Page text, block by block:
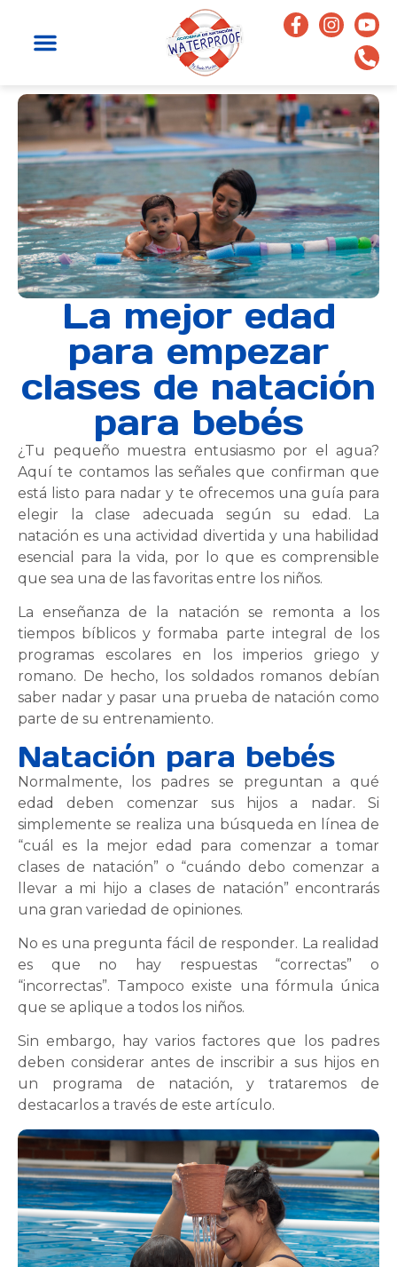
La mejor edad
para empezar
clases de natación
para bebés
¿Tu pequeño muestra entusiasmo por el agua?
Aquí te contamos las señales que confirman que
está listo para nadar y te ofrecemos una guía para
elegir la clase adecuada según su edad. La
natación es una actividad divertida y una habilidad
esencial para la vida, por lo que es comprensible
que sea una de las favoritas entre los niños.
La enseñanza de la natación se remonta a los
tiempos bíblicos y formaba parte integral de los
programas escolares en los imperios griego y
romano. De hecho, los soldados romanos debían
saber nadar y pasar una prueba de natación como
parte de su entrenamiento.
Natación para bebés
Normalmente, los padres se preguntan a qué
edad deben comenzar sus hijos a nadar. Si
simplemente se realiza una búsqueda en línea de
“cuál es la mejor edad para comenzar a tomar
clases de natación” o “cuándo debo comenzar a
llevar a mi hijo a clases de natación” encontrarás
una gran variedad de opiniones.
No es una pregunta fácil de responder. La realidad
es que no hay respuestas “correctas” o
“incorrectas”. Tampoco existe una fórmula única
que se aplique a todos los niños.
Sin embargo, hay varios factores que los padres
deben considerar antes de inscribir a sus hijos en
un programa de natación, y trataremos de
destacarlos a través de este artículo.